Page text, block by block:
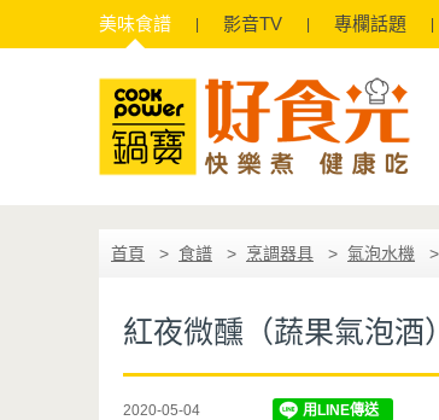
美味食譜 影音TV 專欄話題
首頁 食譜 烹調器具 氣泡水機
紅夜微醺（蔬果氣泡酒）
2020-05-04